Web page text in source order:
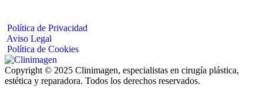
Política de Privacidad
Aviso Legal
Política de Cookies
Copyright © 2025 Clinimagen, especialistas en cirugía plástica,
estética y reparadora. Todos los derechos reservados.